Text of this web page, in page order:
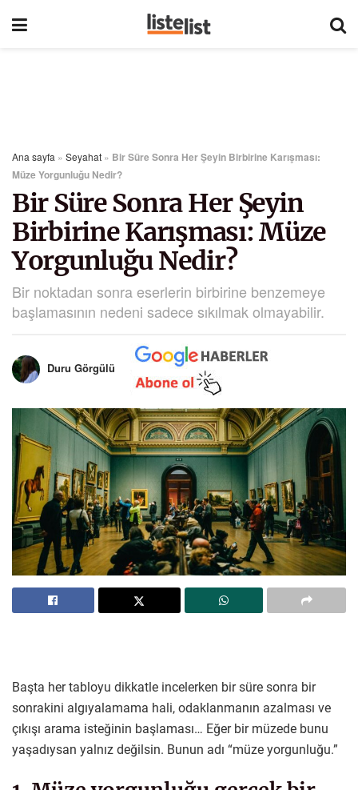
Ana sayfa » Seyahat » Bir Süre Sonra Her Şeyin Birbirine Karışması:
Müze Yorgunluğu Nedir?
Bir Süre Sonra Her Şeyin
Birbirine Karışması: Müze
Yorgunluğu Nedir?
Bir noktadan sonra eserlerin birbirine benzemeye
başlamasının nedeni sadece sıkılmak olmayabilir.
Duru Görgülü
Başta her tabloyu dikkatle incelerken bir süre sonra bir
sonrakini algıyalamama hali, odaklanmanın azalması ve
çıkışı arama isteğinin başlaması… Eğer bir müzede bunu
yaşadıysan yalnız değilsin. Bunun adı “müze yorgunluğu.”